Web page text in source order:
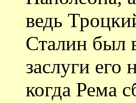
ведь
Сталин был
заслуги
когда Рема